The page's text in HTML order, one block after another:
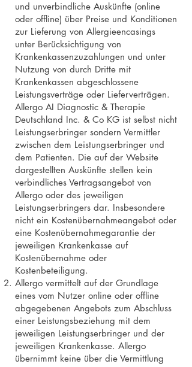
und unverbindliche Auskünfte (online
oder offline) über Preise und Konditionen
zur Lieferung von Allergieencasings
unter Berücksichtigung von
Krankenkassenzuzahlungen und unter
Nutzung von durch Dritte mit
Krankenkassen abgeschlossene
Leistungsverträge oder Lieferverträgen.
Allergo AI Diagnostic & Therapie
Deutschland Inc. & Co KG ist selbst nicht
Leistungserbringer sondern Vermittler
zwischen dem Leistungserbringer und
dem Patienten. Die auf der Website
dargestellten Auskünfte stellen kein
verbindliches Vertragsangebot von
Allergo oder des jeweiligen
Leistungserbringers dar. Insbesondere
nicht ein Kostenübernahmeangebot oder
eine Kostenübernahmegarantie der
jeweiligen Krankenkasse auf
Kostenübernahme oder
Kostenbeteiligung.
Allergo vermittelt auf der Grundlage
eines vom Nutzer online oder offline
abgegebenen Angebots zum Abschluss
einer Leistungsbeziehung mit dem
jeweiligen Leistungserbringer und der
jeweiligen Krankenkasse. Allergo
übernimmt keine über die Vermittlung